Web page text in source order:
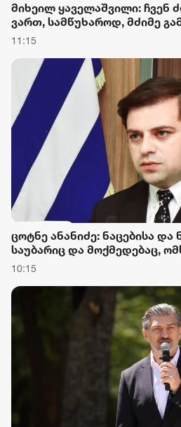
მიხეილ ყაველაშვილი: ჩვენ
ვართ, სამწუხაროდ, მძიმე
გავიარეთ და მივიღეთ
11:15
ცოტნე ანანიძე: ნაცებისა და
საუბარიც და მოქმედებაც,
მუდმივად საქართველოს
10:15